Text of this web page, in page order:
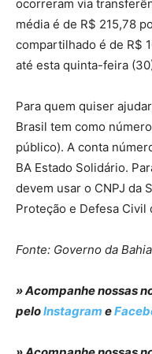
ocorreram via
média é de R$ 215,78
compartilhado é de R$
até esta quinta-feira
Para quem quiser
Brasil tem como
público). A conta
BA Estado Solidário.
devem usar o CNPJ da
Proteção e Defesa Civil
Fonte: Governo da Bahia
» Acompanhe nossas
peloInstagram e